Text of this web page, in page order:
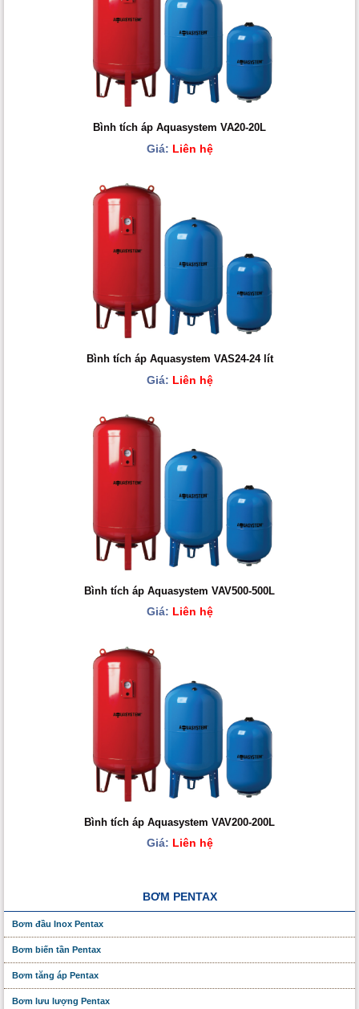
Bình tích áp Aquasystem VA20-20L
Giá: Liên hệ
Bình tích áp Aquasystem VAS24-24 lít
Giá: Liên hệ
Bình tích áp Aquasystem VAV500-500L
Giá: Liên hệ
Bình tích áp Aquasystem VAV200-200L
Giá: Liên hệ
BƠM PENTAX
Bơm đầu Inox Pentax
Bơm biến tần Pentax
Bơm tăng áp Pentax
Bơm lưu lượng Pentax